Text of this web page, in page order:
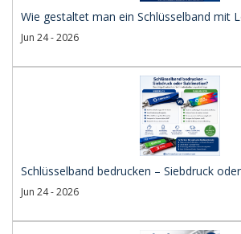
Wie gestaltet man ein Schlüsselband mit
Jun 24 - 2026
Schlüsselband bedrucken – Siebdruck
Jun 24 - 2026